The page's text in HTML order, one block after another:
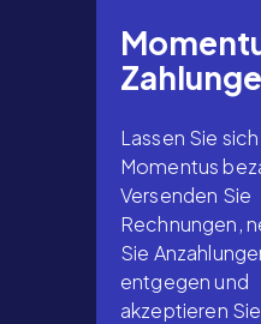
Lassen Sie
Momentus
Versenden Sie
Rechnungen,
Sie
entgegen und
akzeptieren Sie